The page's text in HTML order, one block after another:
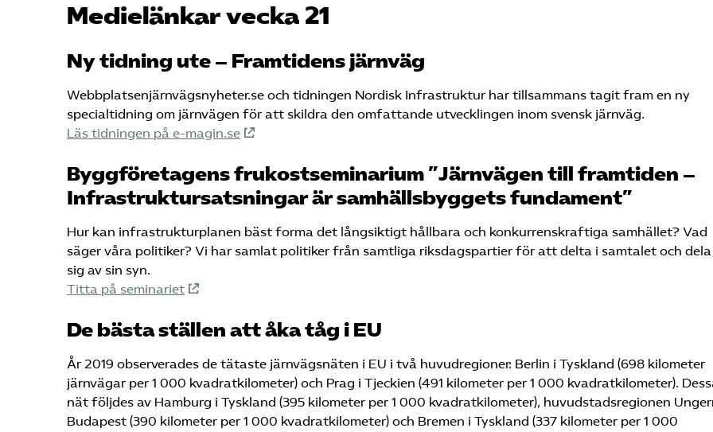
Medielänkar vecka 21
Ny tidning ute – Framtidens järnväg
Webbplatsenjärnvägsnyheter.se och tidningen Nordisk Infrastruktur har tillsammans tagit fram en ny
specialtidning om järnvägen för att skildra den omfattande utvecklingen inom svensk järnväg.
Läs tidningen på e-magin.se
Byggföretagens frukostseminarium ”Järnvägen till framtiden –
Infrastruktursatsningar är samhällsbyggets fundament”
Hur kan infrastrukturplanen bäst forma det långsiktigt hållbara och konkurrenskraftiga samhället? Vad
säger våra politiker? Vi har samlat politiker från samtliga riksdagspartier för att delta i samtalet och dela
sig av sin syn.
Titta på seminariet
De bästa ställen att åka tåg i EU
År 2019 observerades de tätaste järnvägsnäten i EU i två huvudregioner: Berlin i Tyskland (698 kilometer
järnvägar per 1 000 kvadratkilometer) och Prag i Tjeckien (491 kilometer per 1 000 kvadratkilometer).
nät följdes av Hamburg i Tyskland (395 kilometer per 1 000 kvadratkilometer), huvudstadsregionen
Budapest (390 kilometer per 1 000 kvadratkilometer) och Bremen i Tyskland (337 kilometer per 1 000